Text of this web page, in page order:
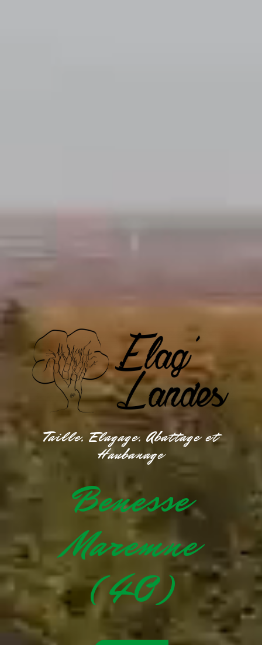
Taille, Elagage, Abattage et
Haubanage
Benesse
Maremne
(40)